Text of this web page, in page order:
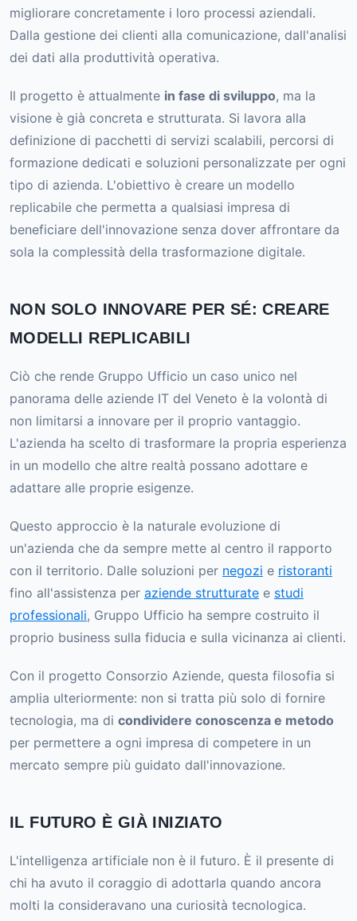
migliorare concretamente i loro processi aziendali.
Dalla gestione dei clienti alla comunicazione, dall'analisi
dei dati alla produttività operativa.
Il progetto è attualmente in fase di sviluppo, ma la
visione è già concreta e strutturata. Si lavora alla
definizione di pacchetti di servizi scalabili, percorsi di
formazione dedicati e soluzioni personalizzate per ogni
tipo di azienda. L'obiettivo è creare un modello
replicabile che permetta a qualsiasi impresa di
beneficiare dell'innovazione senza dover affrontare da
sola la complessità della trasformazione digitale.
NON SOLO INNOVARE PER SÉ: CREARE
MODELLI REPLICABILI
Ciò che rende Gruppo Ufficio un caso unico nel
panorama delle aziende IT del Veneto è la volontà di
non limitarsi a innovare per il proprio vantaggio.
L'azienda ha scelto di trasformare la propria esperienza
in un modello che altre realtà possano adottare e
adattare alle proprie esigenze.
Questo approccio è la naturale evoluzione di
un'azienda che da sempre mette al centro il rapporto
con il territorio. Dalle soluzioni per negozi e ristoranti
fino all'assistenza per aziende strutturate e studi
professionali, Gruppo Ufficio ha sempre costruito il
proprio business sulla fiducia e sulla vicinanza ai clienti.
Con il progetto Consorzio Aziende, questa filosofia si
amplia ulteriormente: non si tratta più solo di fornire
tecnologia, ma di condividere conoscenza e metodo
per permettere a ogni impresa di competere in un
mercato sempre più guidato dall'innovazione.
IL FUTURO È GIÀ INIZIATO
L'intelligenza artificiale non è il futuro. È il presente di
chi ha avuto il coraggio di adottarla quando ancora
molti la consideravano una curiosità tecnologica.